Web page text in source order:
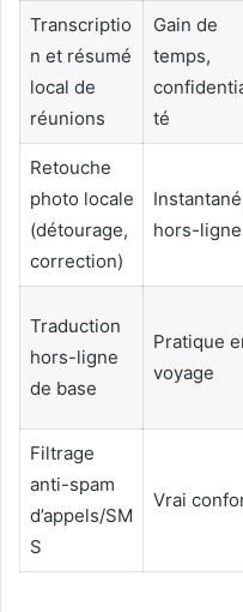
Transcriptio
n et résumé
local de
réunions
Gain de
temps,
té
Retouche
photo locale
(détourage,
correction)
hors-ligne
Traduction
hors-ligne
de base
Pratique
voyage
Filtrage
anti-spam
d’appels/SM
S
Vrai